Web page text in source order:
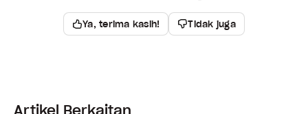
Ya, terima kasih! Tidak juga